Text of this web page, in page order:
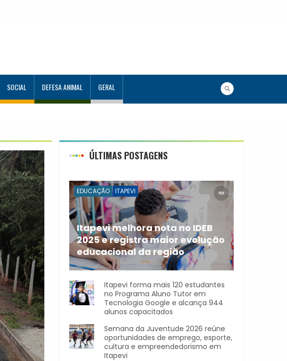
SOCIAL DEFESA ANIMAL GERAL
mais 120 estudantes no Programa Aluno Tutor em Tecnologia
ÚLTIMAS POSTAGENS
EDUCAÇÃO ITAPEVI
Itapevi melhora nota no IDEB
2025 e registra maior evolução
educacional da região
A rede municipal de ensino
Itapevi forma mais 120 estudantes
no Programa Aluno Tutor em
Tecnologia Google e alcança 944
alunos capacitados
Semana da Juventude 2026 reúne
oportunidades de emprego, esporte,
cultura e empreendedorismo em
Itapevi